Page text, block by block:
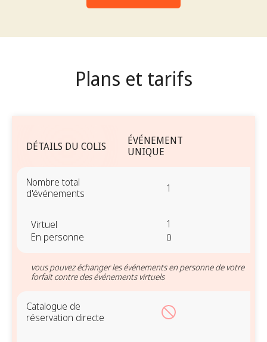
Plans et tarifs
DÉTAILS DU COLIS
ÉVÉNEMENT
UNIQUE
Nombre total
d'événements
1
Virtuel
En personne
1
0
vous pouvez échanger les événements en personne de votre
forfait contre des événements virtuels
Catalogue de
réservation directe